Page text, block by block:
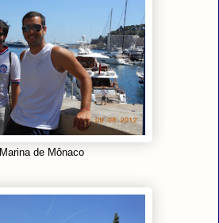
Marina de Mônaco